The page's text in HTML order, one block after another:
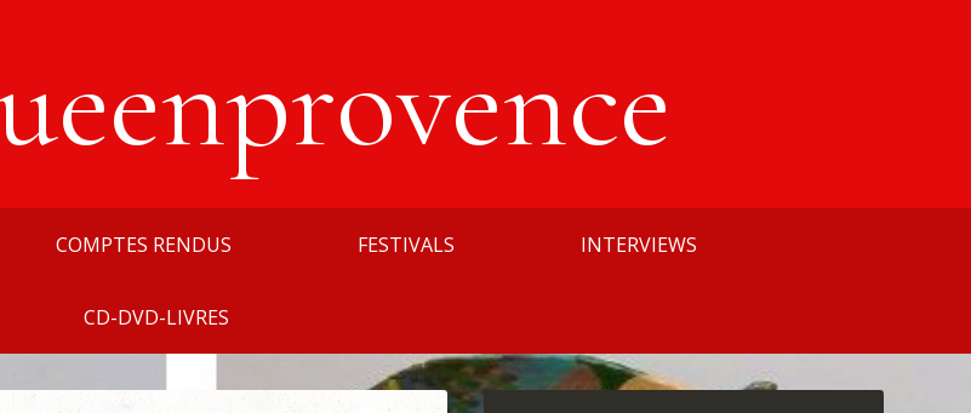
COMPTES RENDUS FESTIVALS INTERVIEWS
CD-DVD-LIVRES